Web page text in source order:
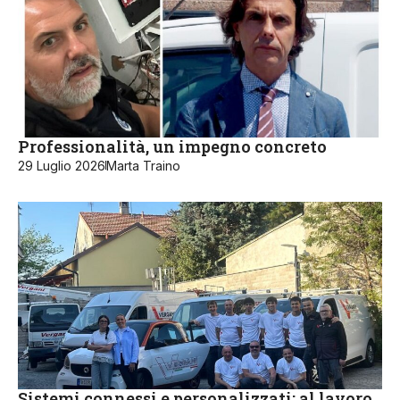
Professionalità, un impegno concreto
29 Luglio 2026Marta Traino